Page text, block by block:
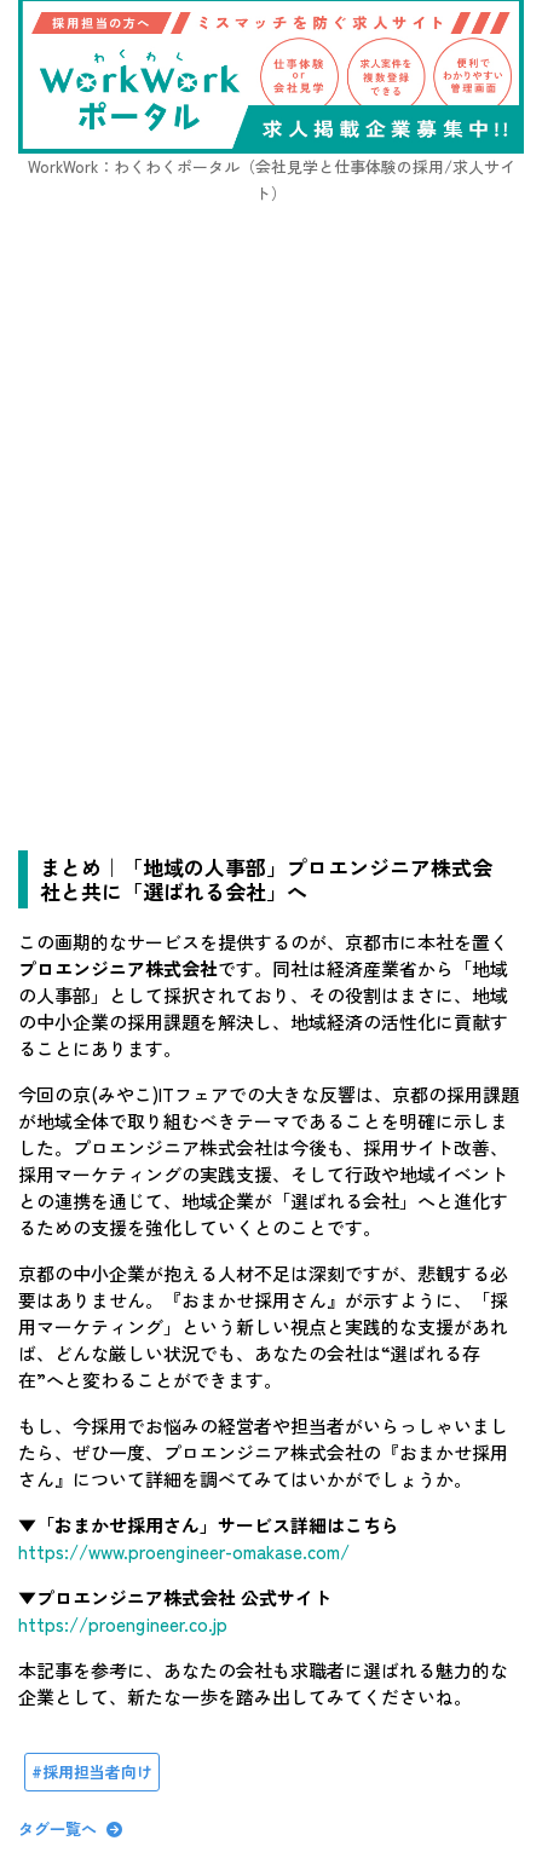
WorkWork：わくわくポータル（会社見学と仕事体験の採用/求人サイ
ト）
まとめ｜「地域の人事部」プロエンジニア株式会
社と共に「選ばれる会社」へ
この画期的なサービスを提供するのが、京都市に本社を置く
プロエンジニア株式会社です。同社は経済産業省から「地域
の人事部」として採択されており、その役割はまさに、地域
の中小企業の採用課題を解決し、地域経済の活性化に貢献す
ることにあります。
今回の京(みやこ)ITフェアでの大きな反響は、京都の採用課題
が地域全体で取り組むべきテーマであることを明確に示しま
した。プロエンジニア株式会社は今後も、採用サイト改善、
採用マーケティングの実践支援、そして行政や地域イベント
との連携を通じて、地域企業が「選ばれる会社」へと進化す
るための支援を強化していくとのことです。
京都の中小企業が抱える人材不足は深刻ですが、悲観する必
要はありません。『おまかせ採用さん』が示すように、「採
用マーケティング」という新しい視点と実践的な支援があれ
ば、どんな厳しい状況でも、あなたの会社は“選ばれる存
在”へと変わることができます。
もし、今採用でお悩みの経営者や担当者がいらっしゃいまし
たら、ぜひ一度、プロエンジニア株式会社の『おまかせ採用
さん』について詳細を調べてみてはいかがでしょうか。
▼「おまかせ採用さん」サービス詳細はこちら
https://www.proengineer-omakase.com/
▼プロエンジニア株式会社 公式サイト
https://proengineer.co.jp
本記事を参考に、あなたの会社も求職者に選ばれる魅力的な
企業として、新たな一歩を踏み出してみてくださいね。
採用担当者向け
タグ一覧へ